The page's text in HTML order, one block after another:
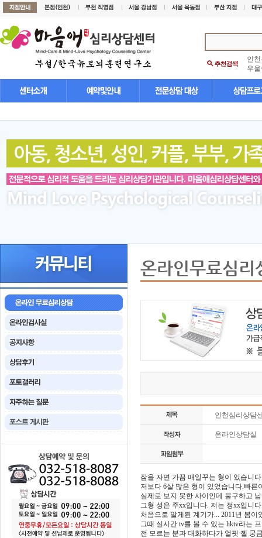
인
우
온라인무료심리
인천심리상담
온라인상담실
잠을 자면 가끔 매일꾸는 형이 있습니
저보다 6살 많은 형이 있었습니다.빠
실제로 보지 못한 사이인데 불구하고
그형 성은 주xx입니다. 저는 정xx입니
처음으로 알게된 계기가... 2011년 봄
그때 실시간 tv를 볼 수 있는 hktv라는
전 모르는 분과 대화하다가 얼핏 젤 궁